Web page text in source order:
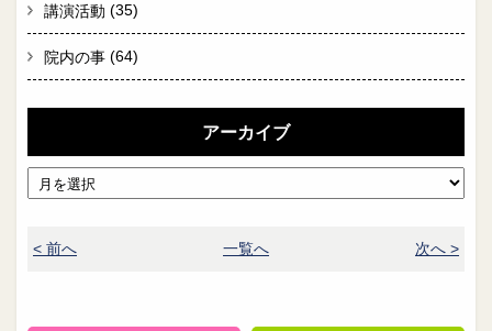
講演活動 (35)
院内の事 (64)
アーカイブ
< 前へ 一覧へ 次へ >